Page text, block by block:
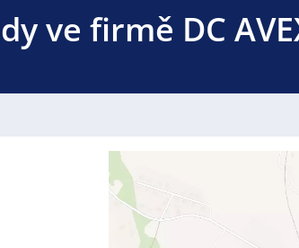
ve firmě DC